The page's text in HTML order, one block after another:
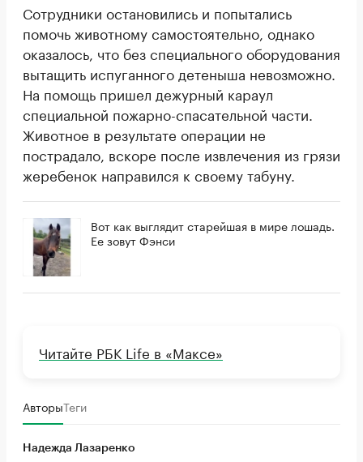
Сотрудники остановились и попытались
помочь животному самостоятельно, однако
оказалось, что без специального оборудования
вытащить испуганного детеныша невозможно.
На помощь пришел дежурный караул
специальной пожарно-спасательной части.
Животное в результате операции не
пострадало, вскоре после извлечения из грязи
жеребенок направился к своему табуну.
Вот как выглядит старейшая в мире лошадь.
Ее зовут Фэнси
Читайте РБК Life в «Максе»
АвторыТеги
Надежда Лазаренко